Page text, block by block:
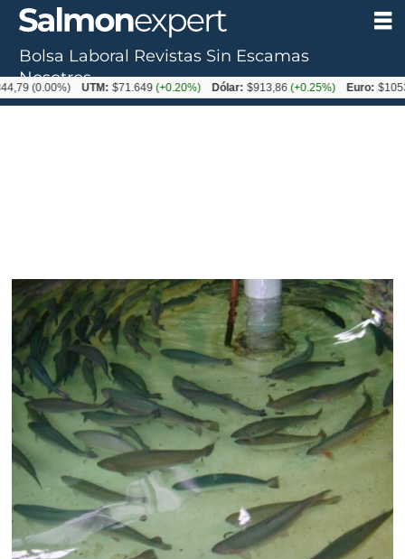
Bolsa Laboral Revistas Sin Escamas
Nosotros
UTM: $71.649(+0.20%) Dólar: $913,86(+0.25%) Euro: $1053,08(-